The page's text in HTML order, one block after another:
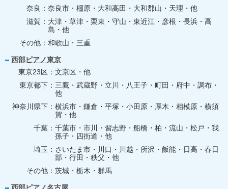
奈良
奈良市・橿原・大和高田・大和郡山・天理・他
滋賀
大津・草津・栗東・守山・東近江・彦根・長浜・高
島・他
その他
和歌山・三重
西部ピアノ東京
東京23区
文京区・他
東京都下
三鷹・武蔵野・立川・八王子・町田・府中・調布・
他
神奈川県下
横浜市・鎌倉・平塚・小田原・厚木・相模原・横須
賀・他
千葉
千葉市・市川・習志野・船橋・柏・流山・松戸・我
孫子・四街道・他
埼玉
さいたま市・川口・川越・所沢・飯能・日高・春日
部・行田・秩父・他
その他
茨城・栃木・群馬